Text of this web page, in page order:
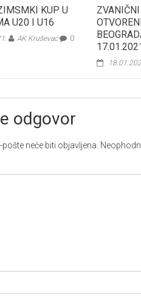
KUP U
U20 I U16
AK Kruševac 0
odgovor
neće biti objavljena.